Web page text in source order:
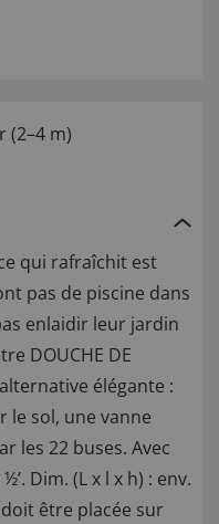
(2–4 m)
qui rafraîchit est
pas de piscine dans
enlaidir leur jardin
DOUCHE DE
élégante :
le sol, une vanne
les 22 buses. Avec
Dim. (L x l x h) : env.
être placée sur